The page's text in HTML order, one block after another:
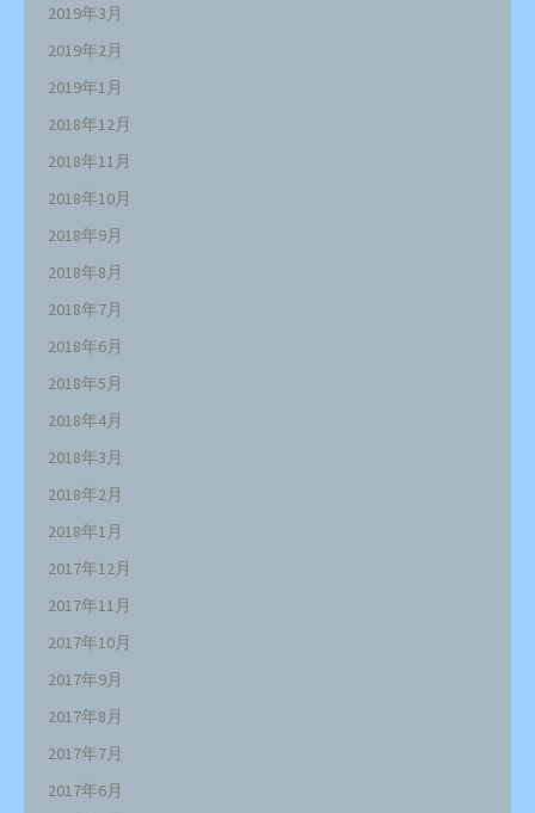
2019年3月
2019年2月
2019年1月
2018年12月
2018年11月
2018年10月
2018年9月
2018年8月
2018年7月
2018年6月
2018年5月
2018年4月
2018年3月
2018年2月
2018年1月
2017年12月
2017年11月
2017年10月
2017年9月
2017年8月
2017年7月
2017年6月